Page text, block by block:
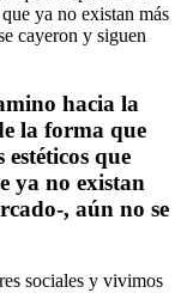
ya no existan más
cayeron y siguen
hacia la
la forma que
que
ya no existan
, aún no se
sociales y vivimos